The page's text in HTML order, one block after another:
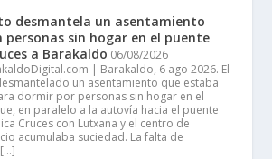
desmantela un asentamiento
personas sin hogar en el puente
a Barakaldo 06/08/2026
| Barakaldo, 6 ago 2026. El
un asentamiento que estaba
dormir por personas sin hogar en el
en paralelo a la autovía hacia el puente
Cruces con Lutxana y el centro de
acumulaba suciedad. La falta de